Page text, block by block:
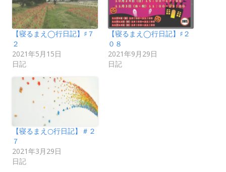
【寝るまえ◯行日記】♯７
２
2021年5月15日
日記
【寝るまえ◯行日記】♯２
０８
2021年9月29日
日記
【寝るまえ○行日記】＃２
７
2021年3月29日
日記